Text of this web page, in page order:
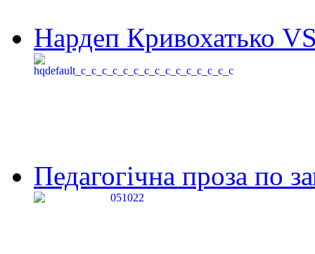
Нардеп Кривохатько
Педагогічна проза по